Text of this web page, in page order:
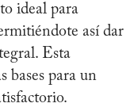
ideal para
así dar
Esta
bases para un